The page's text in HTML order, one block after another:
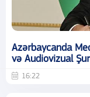
Azərbaycanda
və Audiovizual
16:22